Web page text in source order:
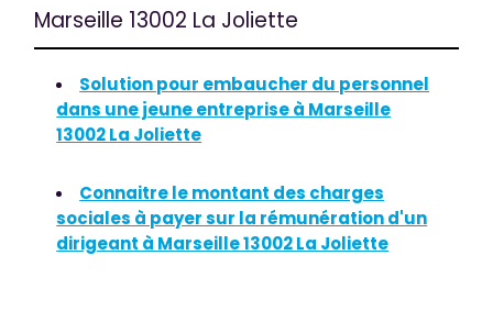
Marseille 13002 La Joliette
Solution pour embaucher du personnel
dans une jeune entreprise à Marseille
13002 La Joliette
Connaitre le montant des charges
sociales à payer sur la rémunération d'un
dirigeant à Marseille 13002 La Joliette